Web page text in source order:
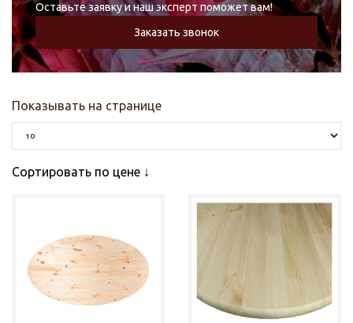
Оставьте заявку и наш эксперт поможет вам!
Заказать звонок
Показывать на странице
Сортировать по цене